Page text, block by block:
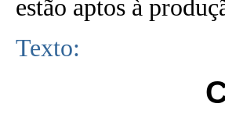
estão aptos à
Texto: